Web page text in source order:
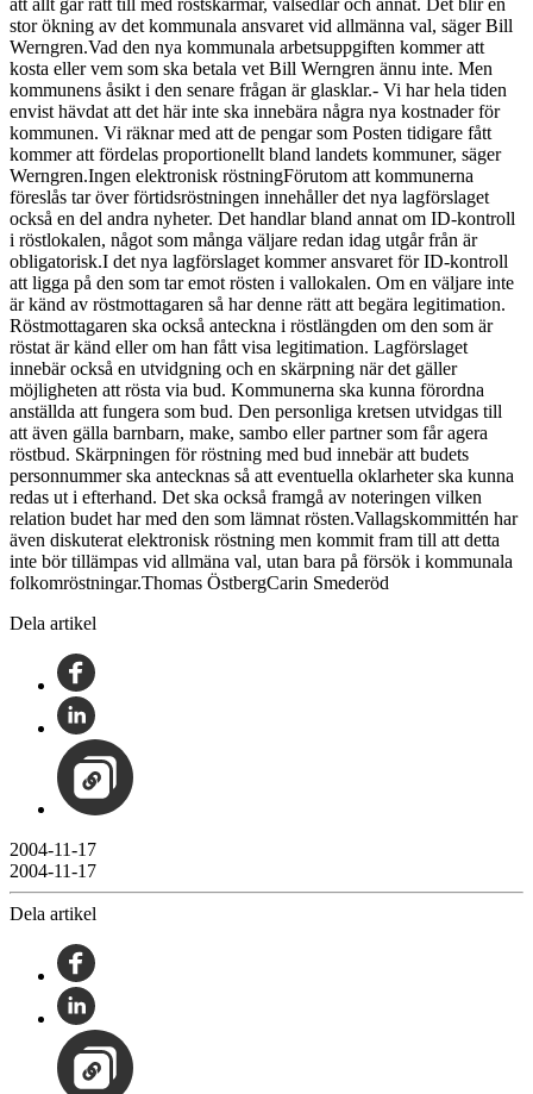
stor ökning av det kommunala ansvaret vid allmänna val, säger Bill
Werngren.Vad den nya kommunala arbetsuppgiften kommer att
kosta eller vem som ska betala vet Bill Werngren ännu inte. Men
kommunens åsikt i den senare frågan är glasklar.- Vi har hela tiden
envist hävdat att det här inte ska innebära några nya kostnader för
kommunen. Vi räknar med att de pengar som Posten tidigare fått
kommer att fördelas proportionellt bland landets kommuner, säger
Werngren.Ingen elektronisk röstningFörutom att kommunerna
föreslås tar över förtidsröstningen innehåller det nya lagförslaget
också en del andra nyheter. Det handlar bland annat om ID-kontroll
i röstlokalen, något som många väljare redan idag utgår från är
obligatorisk.I det nya lagförslaget kommer ansvaret för ID-kontroll
att ligga på den som tar emot rösten i vallokalen. Om en väljare inte
är känd av röstmottagaren så har denne rätt att begära legitimation.
Röstmottagaren ska också anteckna i röstlängden om den som är
röstat är känd eller om han fått visa legitimation. Lagförslaget
innebär också en utvidgning och en skärpning när det gäller
möjligheten att rösta via bud. Kommunerna ska kunna förordna
anställda att fungera som bud. Den personliga kretsen utvidgas till
att även gälla barnbarn, make, sambo eller partner som får agera
röstbud. Skärpningen för röstning med bud innebär att budets
personnummer ska antecknas så att eventuella oklarheter ska kunna
redas ut i efterhand. Det ska också framgå av noteringen vilken
relation budet har med den som lämnat rösten.Vallagskommittén har
även diskuterat elektronisk röstning men kommit fram till att detta
inte bör tillämpas vid allmäna val, utan bara på försök i kommunala
folkomröstningar.Thomas ÖstbergCarin Smederöd
Dela artikel
2004-11-17
2004-11-17
Dela artikel